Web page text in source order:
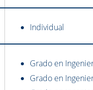
Individual
Grado en
Grado en